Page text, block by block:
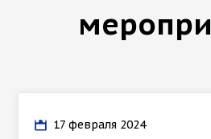
17 февраля 2024